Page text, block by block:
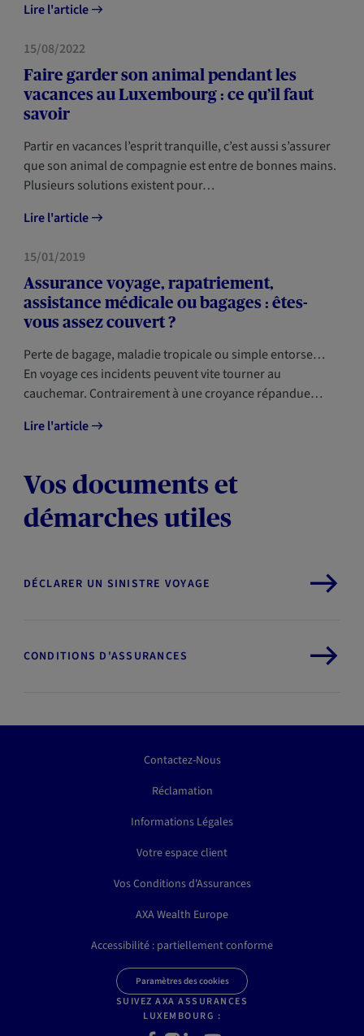
Lire l'article
HABITATION
15/08/2022
Faire garder son animal pendant les
vacances au Luxembourg : ce qu’il faut
savoir
Partir en vacances l’esprit tranquille, c’est aussi s’assurer
que son animal de compagnie est entre de bonnes mains.
Plusieurs solutions existent pour…
Lire l'article
HABITATION
15/01/2019
Assurance voyage, rapatriement,
assistance médicale ou bagages : êtes-
vous assez couvert ?
Perte de bagage, maladie tropicale ou simple entorse…
En voyage ces incidents peuvent vite tourner au
cauchemar. Contrairement à une croyance répandue…
Lire l'article
Vos documents et
démarches utiles
DÉCLARER UN SINISTRE VOYAGE
CONDITIONS D'ASSURANCES
Contactez-Nous
Réclamation
Informations Légales
Votre espace client
Vos Conditions d'Assurances
AXA Wealth Europe
Accessibilité : partiellement conforme
Paramètres des cookies
SUIVEZ AXA ASSURANCES
LUXEMBOURG :